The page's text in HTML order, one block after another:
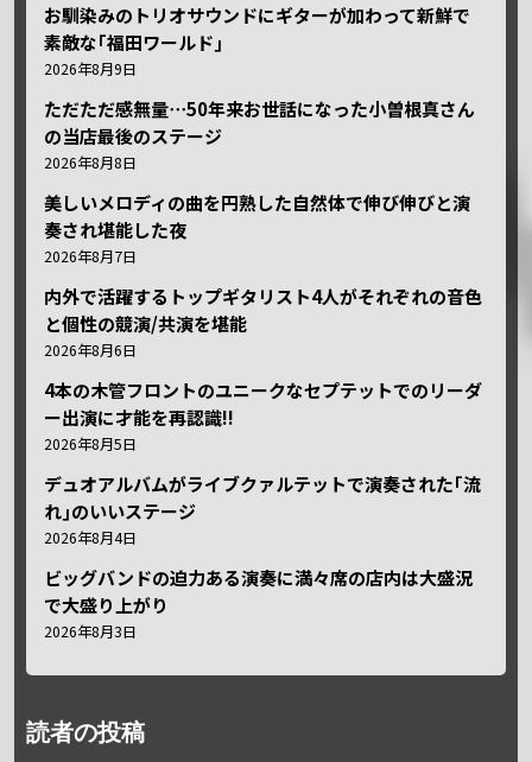
お馴染みのトリオサウンドにギターが加わって新鮮で
素敵な｢福田ワールド｣
2026年8月9日
ただただ感無量⋯50年来お世話になった小曽根真さん
の当店最後のステージ
2026年8月8日
美しいメロディの曲を円熟した自然体で伸び伸びと演
奏され堪能した夜
2026年8月7日
内外で活躍するトップギタリスト4人がそれぞれの音色
と個性の競演/共演を堪能
2026年8月6日
4本の木管フロントのユニークなセプテットでのリーダ
ー出演に才能を再認識!!
2026年8月5日
デュオアルバムがライブクァルテットで演奏された｢流
れ｣のいいステージ
2026年8月4日
ビッグバンドの迫力ある演奏に満々席の店内は大盛況
で大盛り上がり
2026年8月3日
読者の投稿